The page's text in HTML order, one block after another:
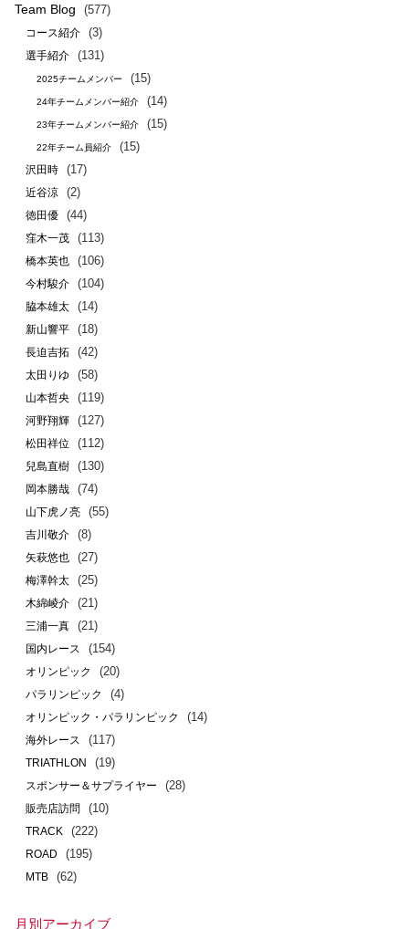
Team Blog (577)
コース紹介 (3)
選手紹介 (131)
2025チームメンバー (15)
24年チームメンバー紹介 (14)
23年チームメンバー紹介 (15)
22年チーム員紹介 (15)
沢田時 (17)
近谷涼 (2)
徳田優 (44)
窪木一茂 (113)
橋本英也 (106)
今村駿介 (104)
脇本雄太 (14)
新山響平 (18)
長迫吉拓 (42)
太田りゆ (58)
山本哲央 (119)
河野翔輝 (127)
松田祥位 (112)
兒島直樹 (130)
岡本勝哉 (74)
山下虎ノ亮 (55)
吉川敬介 (8)
矢萩悠也 (27)
梅澤幹太 (25)
木綿崚介 (21)
三浦一真 (21)
国内レース (154)
オリンピック (20)
パラリンピック (4)
オリンピック・パラリンピック (14)
海外レース (117)
TRIATHLON (19)
スポンサー＆サプライヤー (28)
販売店訪問 (10)
TRACK (222)
ROAD (195)
MTB (62)
月別アーカイブ